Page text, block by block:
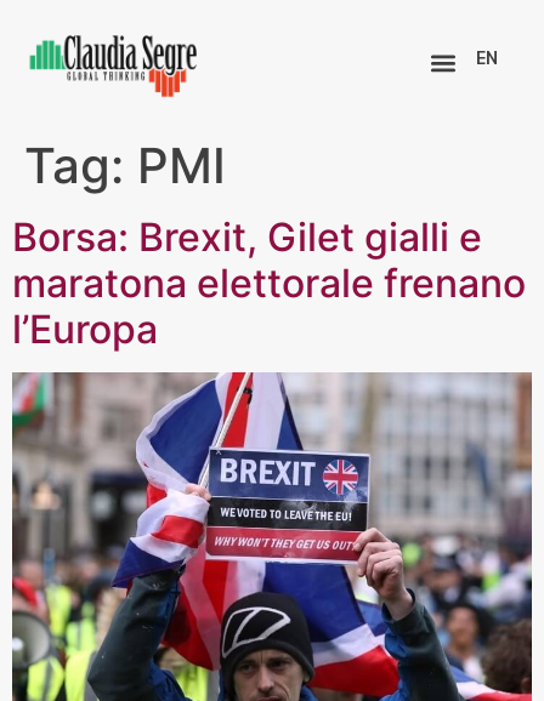
EN
Tag: PMI
Borsa: Brexit, Gilet gialli e
maratona elettorale frenano
l’Europa